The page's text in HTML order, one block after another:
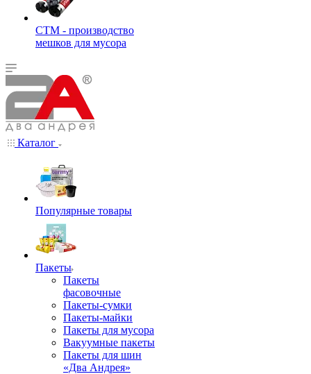
СТМ - производство
мешков для мусора
Каталог
Популярные товары
Пакеты
Пакеты
фасовочные
Пакеты-сумки
Пакеты-майки
Пакеты для мусора
Вакуумные пакеты
Пакеты для шин
«Два Андрея»